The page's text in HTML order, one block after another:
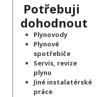
Potřebuji
dohodnout
Plynovody
Plynové
spotřebiče
Servis, revize
plynu
Jiné instalatérské
práce